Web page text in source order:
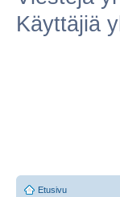
Käyttäjiä
Etusivu